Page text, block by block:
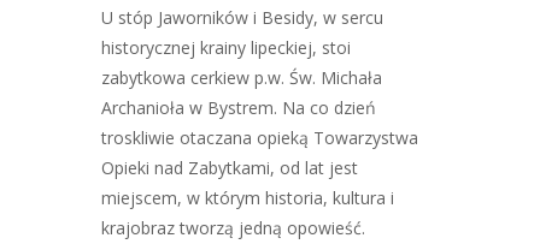
U stóp Jaworników i Besidy, w sercu
historycznej krainy lipeckiej, stoi
zabytkowa cerkiew p.w. Św. Michała
Archanioła w Bystrem. Na co dzień
troskliwie otaczana opieką Towarzystwa
Opieki nad Zabytkami, od lat jest
miejscem, w którym historia, kultura i
krajobraz tworzą jedną opowieść.